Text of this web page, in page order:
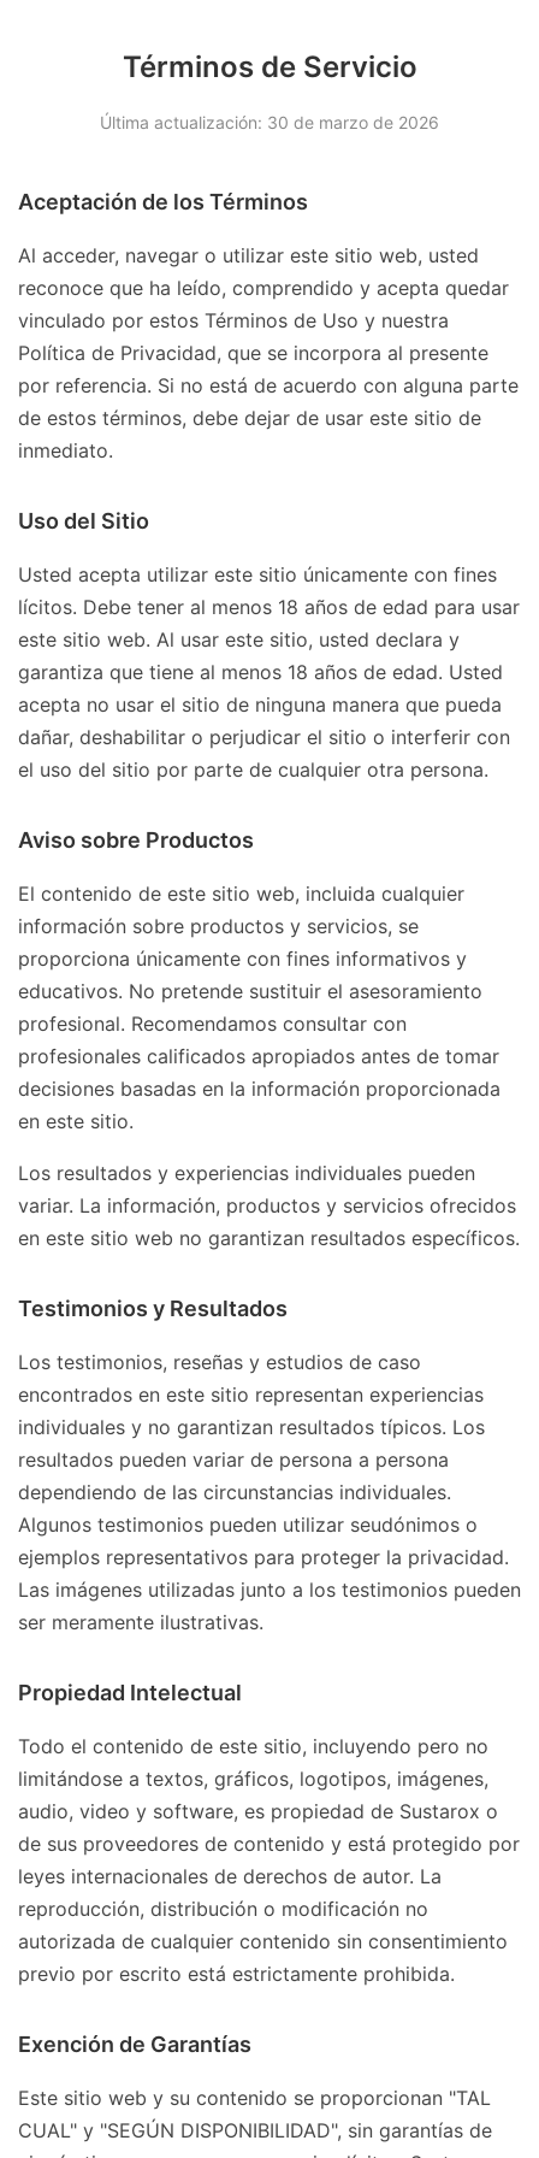
Términos de Servicio
Última actualización: 30 de marzo de 2026
Aceptación de los Términos
Al acceder, navegar o utilizar este sitio web, usted
reconoce que ha leído, comprendido y acepta quedar
vinculado por estos Términos de Uso y nuestra
Política de Privacidad, que se incorpora al presente
por referencia. Si no está de acuerdo con alguna parte
de estos términos, debe dejar de usar este sitio de
inmediato.
Uso del Sitio
Usted acepta utilizar este sitio únicamente con fines
lícitos. Debe tener al menos 18 años de edad para usar
este sitio web. Al usar este sitio, usted declara y
garantiza que tiene al menos 18 años de edad. Usted
acepta no usar el sitio de ninguna manera que pueda
dañar, deshabilitar o perjudicar el sitio o interferir con
el uso del sitio por parte de cualquier otra persona.
Aviso sobre Productos
El contenido de este sitio web, incluida cualquier
información sobre productos y servicios, se
proporciona únicamente con fines informativos y
educativos. No pretende sustituir el asesoramiento
profesional. Recomendamos consultar con
profesionales calificados apropiados antes de tomar
decisiones basadas en la información proporcionada
en este sitio.
Los resultados y experiencias individuales pueden
variar. La información, productos y servicios ofrecidos
en este sitio web no garantizan resultados específicos.
Testimonios y Resultados
Los testimonios, reseñas y estudios de caso
encontrados en este sitio representan experiencias
individuales y no garantizan resultados típicos. Los
resultados pueden variar de persona a persona
dependiendo de las circunstancias individuales.
Algunos testimonios pueden utilizar seudónimos o
ejemplos representativos para proteger la privacidad.
Las imágenes utilizadas junto a los testimonios pueden
ser meramente ilustrativas.
Propiedad Intelectual
Todo el contenido de este sitio, incluyendo pero no
limitándose a textos, gráficos, logotipos, imágenes,
audio, video y software, es propiedad de Sustarox o
de sus proveedores de contenido y está protegido por
leyes internacionales de derechos de autor. La
reproducción, distribución o modificación no
autorizada de cualquier contenido sin consentimiento
previo por escrito está estrictamente prohibida.
Exención de Garantías
Este sitio web y su contenido se proporcionan "TAL
CUAL" y "SEGÚN DISPONIBILIDAD", sin garantías de